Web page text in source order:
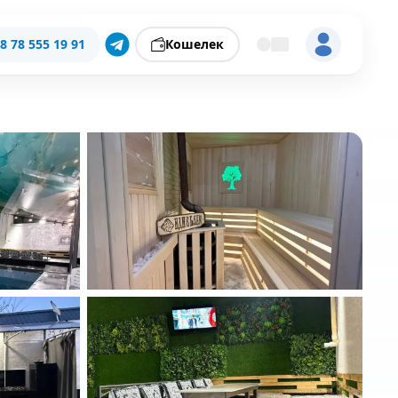
78 555 19 91 Кошелек